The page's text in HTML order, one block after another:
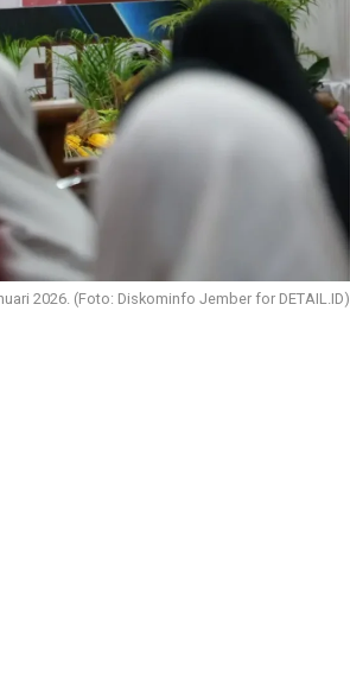
2026. (Foto: Diskominfo Jember for DETAIL.ID)